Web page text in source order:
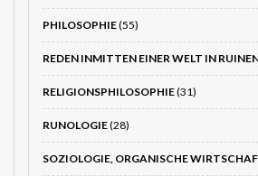
PHILOSOPHIE(55)
REDEN INMITTEN EINER WELT IN
RELIGIONSPHILOSOPHIE(31)
RUNOLOGIE(28)
SOZIOLOGIE, ORGANISCHE